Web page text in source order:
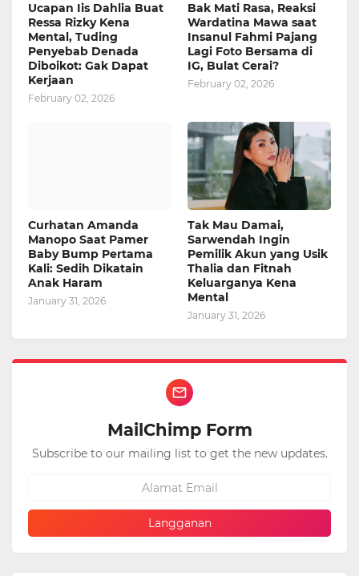
Ucapan Iis Dahlia Buat
Ressa Rizky Kena
Mental, Tuding
Penyebab Denada
Diboikot: Gak Dapat
Kerjaan
February 02, 2026
Bak Mati Rasa, Reaksi
Wardatina Mawa saat
Insanul Fahmi Pajang
Lagi Foto Bersama di
IG, Bulat Cerai?
February 02, 2026
Curhatan Amanda
Manopo Saat Pamer
Baby Bump Pertama
Kali: Sedih Dikatain
Anak Haram
January 31, 2026
Tak Mau Damai,
Sarwendah Ingin
Pemilik Akun yang Usik
Thalia dan Fitnah
Keluarganya Kena
Mental
January 31, 2026
MailChimp Form
Subscribe to our mailing list to get the new updates.